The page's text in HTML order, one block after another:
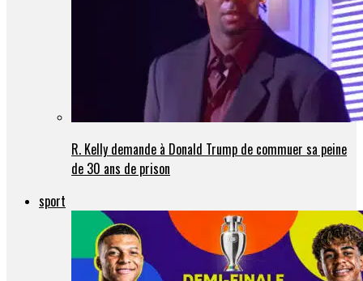
R. Kelly demande à Donald Trump de commuer sa peine
de 30 ans de prison
sport